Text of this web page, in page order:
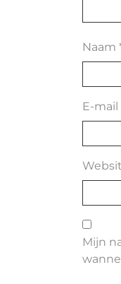
Naam
E-mail
Mijn